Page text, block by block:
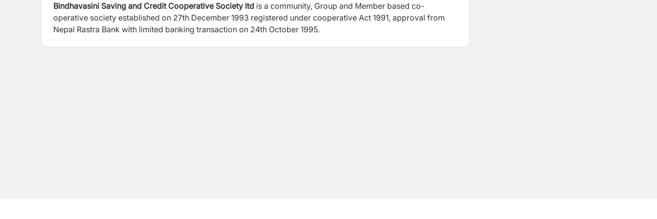
Bindhavasini Saving and Credit Cooperative Society ltd is a community, Group and Member based co-
operative society established on 27th December 1993 registered under cooperative Act 1991, approval from
Nepal Rastra Bank with limited banking transaction on 24th October 1995.